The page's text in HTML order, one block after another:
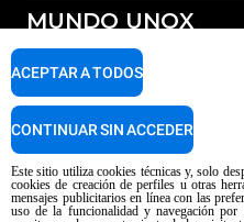
Todos los accesorios
Detergentes para lavado automático
Detergentes para lavado manual
Tratamiento de agua con filtros de
MUNDO UNOX
Nuestras sedes en el mundo
SOPORTE
Garantía Unox
Centros de servicio técnico
Aviso sobre el contenido generado por
Este sitio utiliza cookies técnicas y, solo
cookies de creación de perfiles u otras
mensajes publicitarios en línea con las
uso de la funcionalidad y navegación
ACEPTAR A TODOS
CONTINUAR SIN ACCEDER